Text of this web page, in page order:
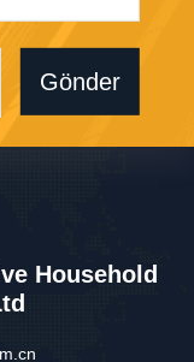
Gönder
Household